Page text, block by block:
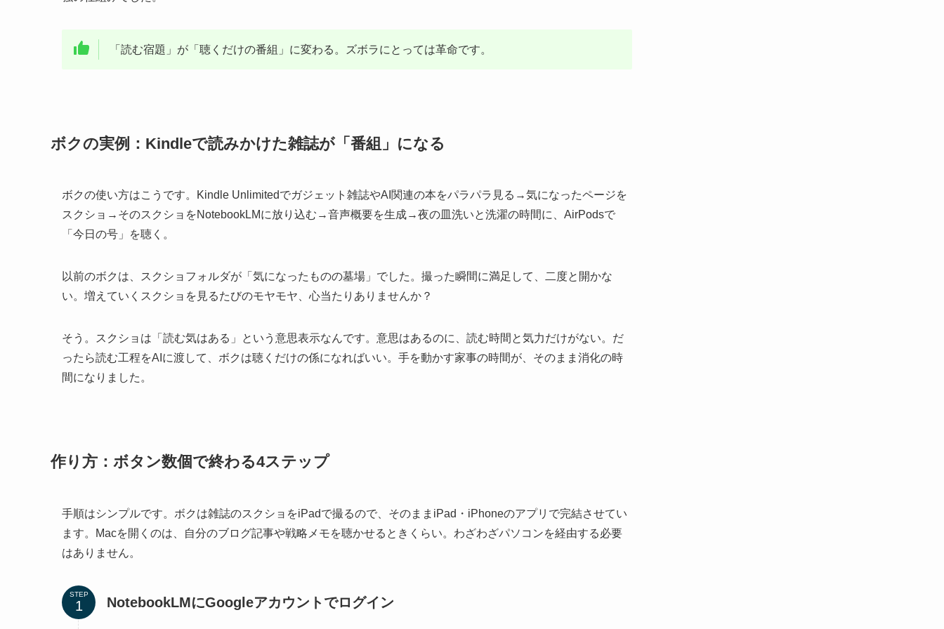
「読む宿題」が「聴くだけの番組」に変わる。ズボラにとっては革命です。
ボクの実例：Kindleで読みかけた雑誌が「番組」になる
ボクの使い方はこうです。Kindle Unlimitedでガジェット雑誌やAI関連の本をパラパラ見る→気になったページを
スクショ→そのスクショをNotebookLMに放り込む→音声概要を生成→夜の皿洗いと洗濯の時間に、AirPodsで
「今日の号」を聴く。
以前のボクは、スクショフォルダが「気になったものの墓場」でした。撮った瞬間に満足して、二度と開かな
い。増えていくスクショを見るたびのモヤモヤ、心当たりありませんか？
そう。スクショは「読む気はある」という意思表示なんです。意思はあるのに、読む時間と気力だけがない。だ
ったら読む工程をAIに渡して、ボクは聴くだけの係になればいい。手を動かす家事の時間が、そのまま消化の時
間になりました。
作り方：ボタン数個で終わる4ステップ
手順はシンプルです。ボクは雑誌のスクショをiPadで撮るので、そのままiPad・iPhoneのアプリで完結させてい
ます。Macを開くのは、自分のブログ記事や戦略メモを聴かせるときくらい。わざわざパソコンを経由する必要
はありません。
STEP NotebookLMにGoogleアカウントでログイン